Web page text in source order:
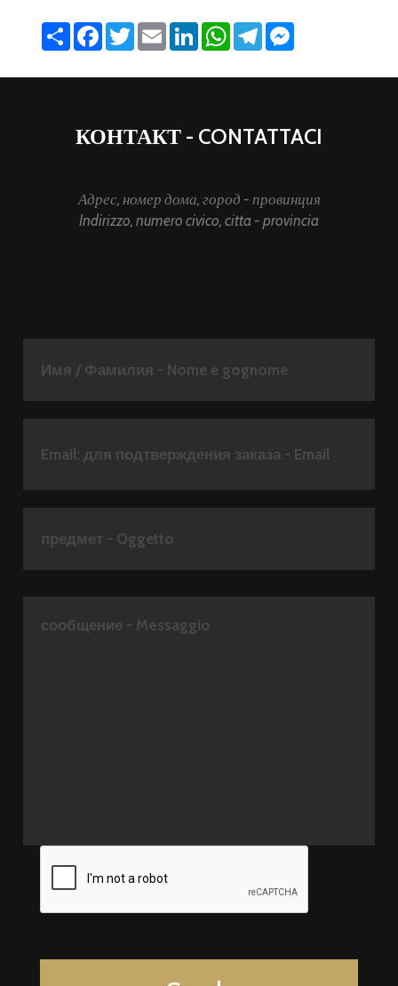
Share Facebook
TwitterEmail LinkedInWhatsApp
Telegram
КОНТАКТ - CONTATTACI
Адрес, номер дома, город - провинция
Indirizzo, numero civico, citta - provincia